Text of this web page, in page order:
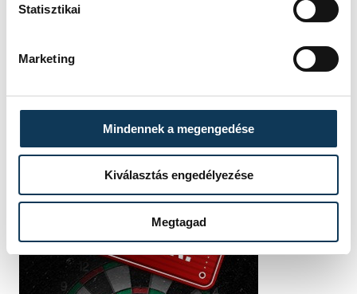
Statisztikai
Marketing
Mindennek a megengedése
Kiválasztás engedélyezése
Megtagad